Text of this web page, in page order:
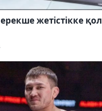
жетістікке қол